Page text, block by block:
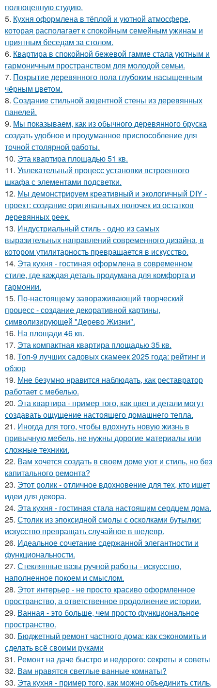
полноценную студию.
5. Кухня оформлена в тёплой и уютной атмосфере,
которая располагает к спокойным семейным ужинам и
приятным беседам за столом.
6. Квартира в спокойной бежевой гамме стала уютным и
гармоничным пространством для молодой семьи.
7. Покрытие деревянного пола глубоким насыщенным
чёрным цветом.
8. Создание стильной акцентной стены из деревянных
панелей.
9. Мы показываем, как из обычного деревянного бруска
создать удобное и продуманное приспособление для
точной столярной работы.
10. Эта квартира площадью 51 кв.
11. Увлекательный процесс установки встроенного
шкафа с элементами подсветки.
12. Мы демонстрируем креативный и экологичный DIY -
проект: создание оригинальных полочек из остатков
деревянных реек.
13. Индустриальный стиль - одно из самых
выразительных направлений современного дизайна, в
котором утилитарность превращается в искусство.
14. Эта кухня - гостиная оформлена в современном
стиле, где каждая деталь продумана для комфорта и
гармонии.
15. По-настоящему завораживающий творческий
процесс - создание декоративной картины,
символизирующей "Дерево Жизни".
16. На площади 46 кв.
17. Эта компактная квартира площадью 35 кв.
18. Топ-9 лучших садовых скамеек 2025 года: рейтинг и
обзор
19. Мне безумно нравится наблюдать, как реставратор
работает с мебелью.
20. Эта квартира - пример того, как цвет и детали могут
создавать ощущение настоящего домашнего тепла.
21. Иногда для того, чтобы вдохнуть новую жизнь в
привычную мебель, не нужны дорогие материалы или
сложные техники.
22. Вам хочется создать в своем доме уют и стиль, но без
капитального ремонта?
23. Этот ролик - отличное вдохновение для тех, кто ищет
идеи для декора.
24. Эта кухня - гостиная стала настоящим сердцем дома.
25. Столик из эпоксидной смолы с осколками бутылки:
искусство превращать случайное в шедевр.
26. Идеальное сочетание сдержанной элегантности и
функциональности.
27. Стеклянные вазы ручной работы - искусство,
наполненное покоем и смыслом.
28. Этот интерьер - не просто красиво оформленное
пространство, а ответственное продолжение истории.
29. Ванная - это больше, чем просто функциональное
пространство.
30. Бюджетный ремонт частного дома: как сэкономить и
сделать всё своими руками
31. Ремонт на даче быстро и недорого: секреты и советы
32. Вам нравятся светлые ванные комнаты?
33. Эта кухня - пример того, как можно объединить стиль,